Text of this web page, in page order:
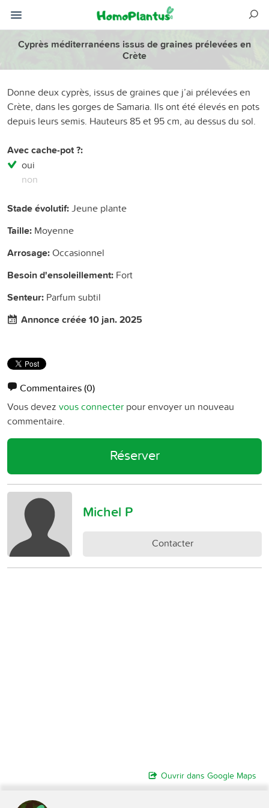
Cyprès méditerranéens issus de graines prélevées en
Crète
Donne deux cyprès, issus de graines que j’ai prélevées en
Crète, dans les gorges de Samaria. Ils ont été élevés en pots
depuis leurs semis. Hauteurs 85 et 95 cm, au dessus du sol.
Avec cache-pot ?:
oui
non
Stade évolutif:Jeune plante
Taille: Moyenne
Arrosage:Occasionnel
Besoin d'ensoleillement: Fort
Senteur: Parfum subtil
Annonce créée 10 jan. 2025
Commentaires(0)
Vous devez vous connecter pour envoyer un nouveau
commentaire.
Réserver
Michel P
Contacter
Ouvrir dans Google Maps